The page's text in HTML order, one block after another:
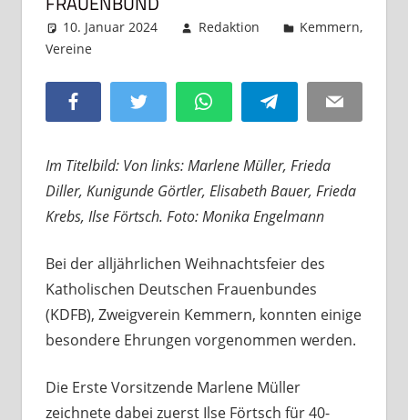
10. Januar 2024 Redaktion Kemmern,
Vereine
Facebook Twitter WhatsAppTelegram Email
Im Titelbild: Von links: Marlene Müller, Frieda
Diller, Kunigunde Görtler, Elisabeth Bauer, Frieda
Krebs, Ilse Förtsch. Foto: Monika Engelmann
Bei der alljährlichen Weihnachtsfeier des
Katholischen Deutschen Frauenbundes
(KDFB), Zweigverein Kemmern, konnten einige
besondere Ehrungen vorgenommen werden.
Die Erste Vorsitzende Marlene Müller
zeichnete dabei zuerst Ilse Förtsch für 40-